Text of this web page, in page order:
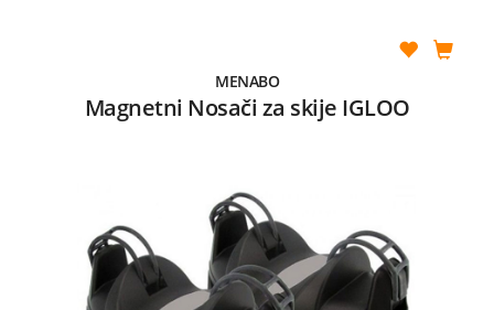
MENABO
Magnetni Nosači za skije IGLOO